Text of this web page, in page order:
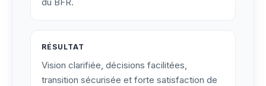
RÉSULTAT
Vision clarifiée, décisions facilitées,
transition sécurisée et forte satisfaction de